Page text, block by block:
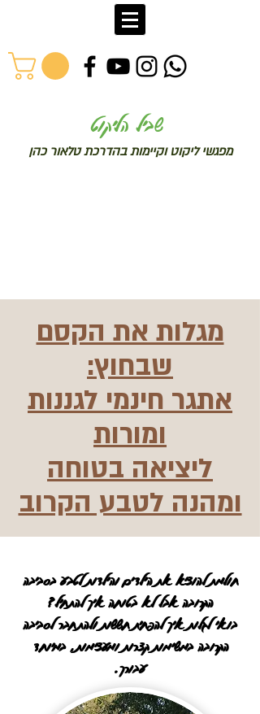
שביל הליקוט
מפגשי ליקוט וקיימות בהדרכת טלאור כהן
מגלות את הקסם
שבחוץ:
אתגר חינמי לגננות
ומורות
ליציאה בטוחה
ומהנה לטבע הקרוב
חולמת להוציא את הילדים והילדות לטבע בסביבה
הקרובה אבל לא בטוחה איך להתחיל?
בואי לגלות איך להפחית חששות ולהתחבר לסביבה
הקרובה במשימות קצרות ומעצימות, במיוחד
עבורך.